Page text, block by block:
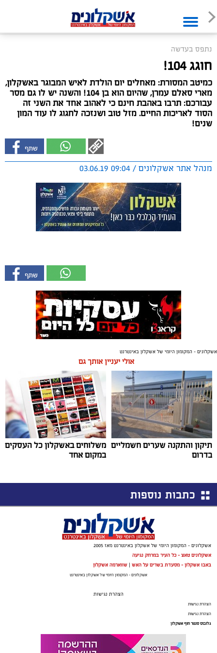
נתפס בעדשה
חוגג 104!
כמיטב המסורת: מאחלים יום הולדת לאיש המבוגר באשקלון,
מארי סאלם עמרן, שהיום הוא בן 104! והשנה יש לו גם מסר
עבורכם: תרבו באהבת חינם כי לאהוב אחד את השני זה
הסוד לאריכות החיים. מזל טוב ושנזכה לחגוג לו עוד המון
שנים!
מנהל אתר אשקלונים / 09:04 03.06.19
אשקלונים - המקומון היומי של אשקלון באינטרנט
אולי יעניין אותך גם
תיקון והתקנה שערים חשמליים
בדרום
משלוחים באשקלון כל העסקים
במקום אחד
כתבות נוספות
אשקלונים - המקומון היומי של אשקלון באינטרנט מאז 2005
אשקלונים טאצ - כל העיר במרחק נגיעה
באבו אשקלון - מסעדת בשרים על האש | שווארמה אשקלון
אשקלונים - המקומון היומי של אשקלון באינטרנט
הצהרת נגישות
הצהרת נגישות
הצהרת נגישות
גלובוס סנטר חוף אשקלון